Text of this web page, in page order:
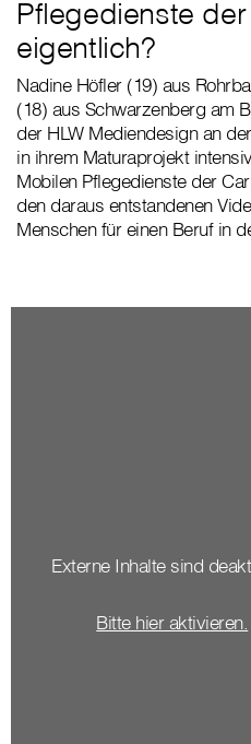
Pflegedienste
eigentlich?
Nadine Höfler (19) aus
(18) aus Schwarzenberg am
der HLW Mediendesign an
in ihrem Maturaprojekt
Mobilen Pflegedienste der
den daraus entstandenen
Menschen für einen Beruf in
Externe Inhalte sind
Bitte hier aktivieren.